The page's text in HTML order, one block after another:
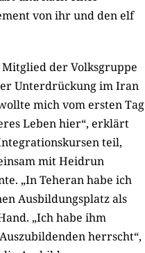
von ihr und den elf
Mitglied der Volksgruppe
Unterdrückung im Iran
mich vom ersten Tag
Leben hier“, erklärt
teil,
mit Heidrun
„In Teheran habe ich
Ausbildungsplatz als
„Ich habe ihm
herrscht“,